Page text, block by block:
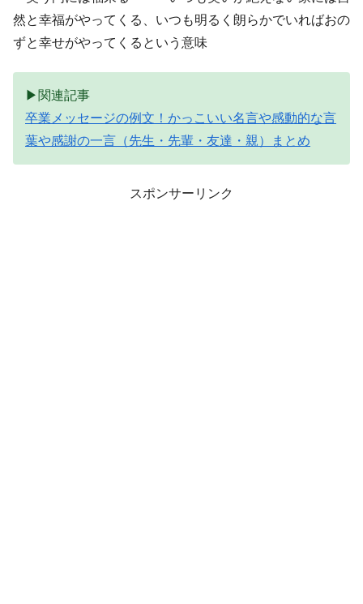
然と幸福がやってくる、いつも明るく朗らかでいればおの
ずと幸せがやってくるという意味
▶関連記事
卒業メッセージの例文！かっこいい名言や感動的な言
葉や感謝の一言（先生・先輩・友達・親）まとめ
スポンサーリンク